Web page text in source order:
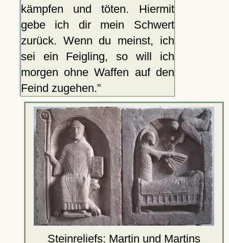
kämpfen und töten. Hiermit
gebe ich dir mein Schwert
zurück. Wenn du meinst, ich
sei ein Feigling, so will ich
morgen ohne Waffen auf den
Feind zugehen.
Steinreliefs: Martin und Martins